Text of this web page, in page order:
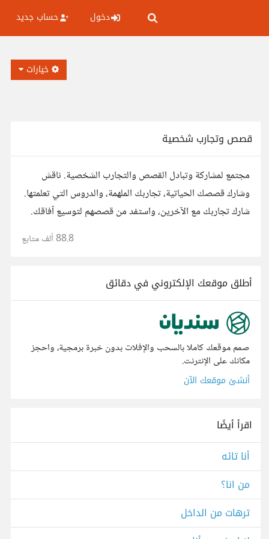
دخول حساب جديد
خيارات
قصص وتجارب شخصية
مجتمع لمشاركة وتبادل القصص والتجارب الشخصية. ناقش
وشارك قصصك الحياتية، تجاربك الملهمة، والدروس التي تعلمتها.
شارك تجاربك مع الآخرين، واستفد من قصصهم لتوسيع آفاقك.
88.8 ألف متابع
أطلق موقعك الإلكتروني في دقائق
صمم موقعك كاملا بالسحب والإفلات بدون خبرة برمجية، واحجز
مكانك على الإنترنت.
أنشئ موقعك الآن
اقرأ أيضًا
أنا تائه
من انا؟
ترهات من الداخل